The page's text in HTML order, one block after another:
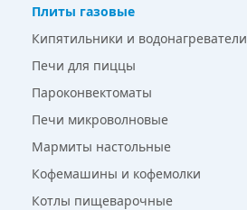
Плиты газовые
Кипятильники и водонагреватели
Печи для пиццы
Пароконвектоматы
Печи микроволновые
Мармиты настольные
Кофемашины и кофемолки
Котлы пищеварочные